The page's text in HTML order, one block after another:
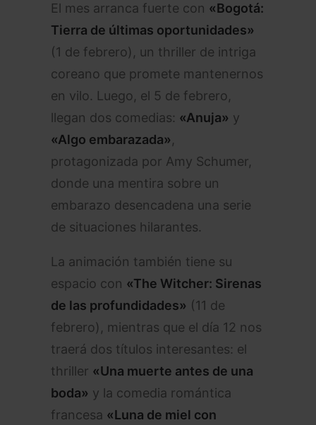
El mes arranca fuerte con «Bogotá:
Tierra de últimas oportunidades»
(1 de febrero), un thriller de intriga
coreano que promete mantenernos
en vilo. Luego, el 5 de febrero,
llegan dos comedias: «Anuja» y
«Algo embarazada»,
protagonizada por Amy Schumer,
donde una mentira sobre un
embarazo desencadena una serie
de situaciones hilarantes.
La animación también tiene su
espacio con «The Witcher: Sirenas
de las profundidades» (11 de
febrero), mientras que el día 12 nos
traerá dos títulos interesantes: el
thriller «Una muerte antes de una
boda» y la comedia romántica
francesa «Luna de miel con